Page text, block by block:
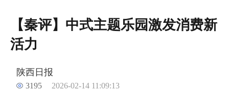
【秦评】中式主题乐园激发消费新
活力
陕西日报
3195 2026-02-14 11:09:13